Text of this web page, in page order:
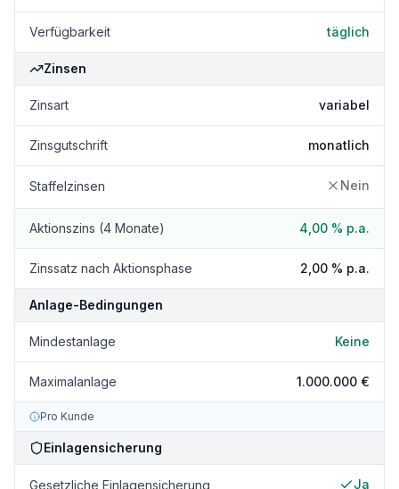
Verfügbarkeit täglich
Zinsen
Zinsart variabel
Zinsgutschrift monatlich
Staffelzinsen Nein
Aktionszins (4 Monate) 4,00 % p.a.
Zinssatz nach Aktionsphase 2,00 % p.a.
Anlage-Bedingungen
Mindestanlage Keine
Maximalanlage 1.000.000 €
Pro Kunde
Einlagensicherung
Gesetzliche Einlagensicherung Ja